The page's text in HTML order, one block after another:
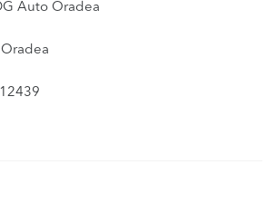
Auto Oradea